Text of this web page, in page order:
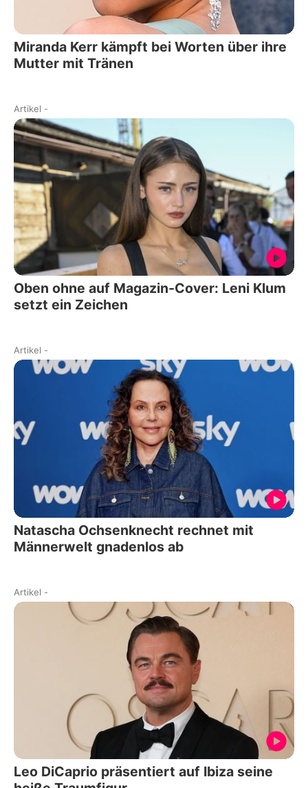
Miranda Kerr kämpft bei Worten über ihre
Mutter mit Tränen
Artikel -
Oben ohne auf Magazin-Cover: Leni Klum
setzt ein Zeichen
Artikel -
Natascha Ochsenknecht rechnet mit
Männerwelt gnadenlos ab
Artikel -
Leo DiCaprio präsentiert auf Ibiza seine